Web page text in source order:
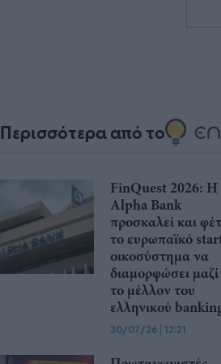
Περισσότερα από το
FinQuest 2026: Η
Alpha Bank
προσκαλεί και
το ευρωπαϊκό
οικοσύστημα να
διαμορφώσει
το μέλλον του
ελληνικού
30/07/26 | 12:21